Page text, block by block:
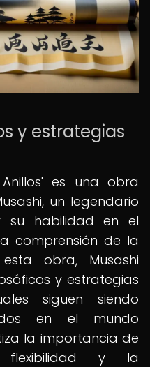
y estrategias
es una obra
un legendario
su habilidad en el
comprensión de la
obra, Musashi
y estrategias
siguen siendo
en el mundo
la importancia de
y la